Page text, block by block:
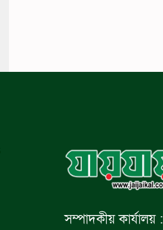
সম্পাদকীয় কার্যালয় :